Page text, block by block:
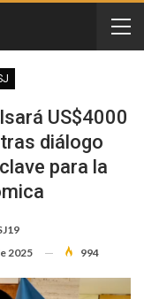
US$4000
diálogo
para la
2025 994